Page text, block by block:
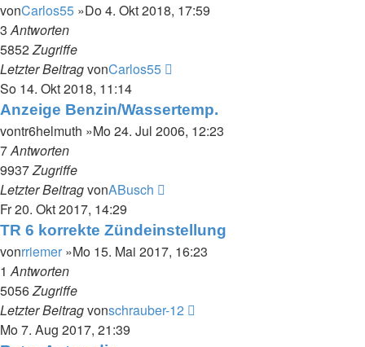
vonCarlos55 »Do 4. Okt 2018, 17:59
3Antworten
5852Zugriffe
Letzter BeitragvonCarlos55
So 14. Okt 2018, 11:14
Anzeige Benzin/Wassertemp.
vontr6helmuth »Mo 24. Jul 2006, 12:23
7Antworten
9937Zugriffe
Letzter BeitragvonABusch
Fr 20. Okt 2017, 14:29
TR 6 korrekte Zündeinstellung
vonrriemer »Mo 15. Mai 2017, 16:23
1Antworten
5056Zugriffe
Letzter Beitragvonschrauber-12
Mo 7. Aug 2017, 21:39